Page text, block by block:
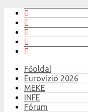
Főoldal
Eurovízió 2026
MEKE
INFE
Fórum